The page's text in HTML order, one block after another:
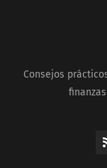
Consejos